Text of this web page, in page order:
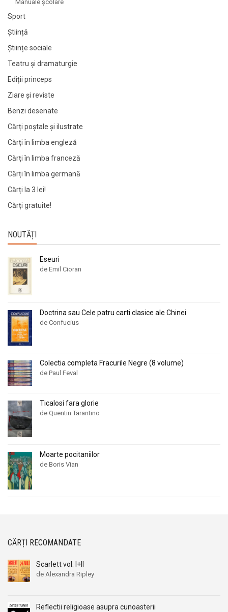
Manuale şcolare
Sport
Știință
Științe sociale
Teatru și dramaturgie
Ediții princeps
Ziare şi reviste
Benzi desenate
Cărți poștale și ilustrate
Cărți în limba engleză
Cărți în limba franceză
Cărți în limba germană
Cărți la 3 lei!
Cărți gratuite!
NOUTĂȚI
Eseuri
de Emil Cioran
Doctrina sau Cele patru carti clasice ale Chinei
de Confucius
Colectia completa Fracurile Negre (8 volume)
de Paul Feval
Ticalosi fara glorie
de Quentin Tarantino
Moarte pocitaniilor
de Boris Vian
CĂRȚI RECOMANDATE
Scarlett vol. I+II
de Alexandra Ripley
Reflectii religioase asupra cunoasterii